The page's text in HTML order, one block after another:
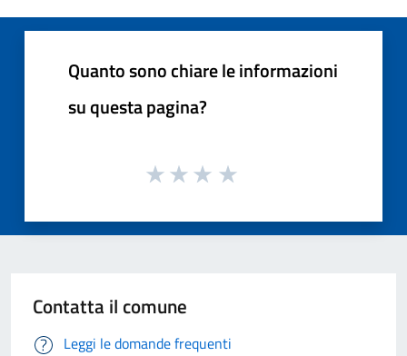
Quanto sono chiare le informazioni
su questa pagina?
Contatta il comune
Leggi le domande frequenti